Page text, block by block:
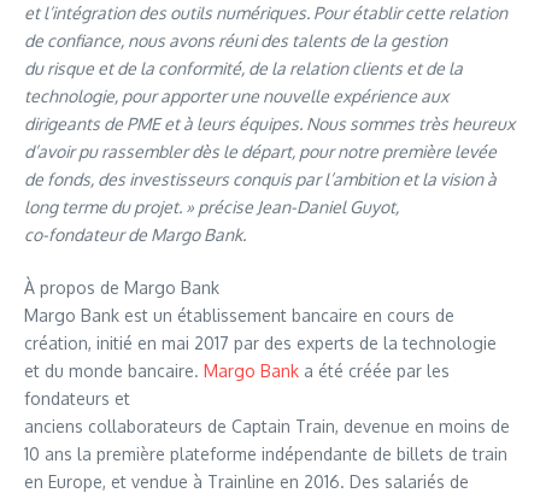
et l’intégration des outils numériques. Pour établir cette relation
de confiance, nous avons réuni des talents de la gestion
du risque et de la conformité, de la relation clients et de la
technologie, pour apporter une nouvelle expérience aux
dirigeants de PME et à leurs équipes. Nous sommes très heureux
d’avoir pu rassembler dès le départ, pour notre première levée
de fonds, des investisseurs conquis par l’ambition et la vision à
long terme du projet. » précise Jean-Daniel Guyot,
co-fondateur de Margo Bank.
À propos de Margo Bank
Margo Bank est un établissement bancaire en cours de
création, initié en mai 2017 par des experts de la technologie
et du monde bancaire. Margo Bank a été créée par les
fondateurs et
anciens collaborateurs de Captain Train, devenue en moins de
10 ans la première plateforme indépendante de billets de train
en Europe, et vendue à Trainline en 2016. Des salariés de